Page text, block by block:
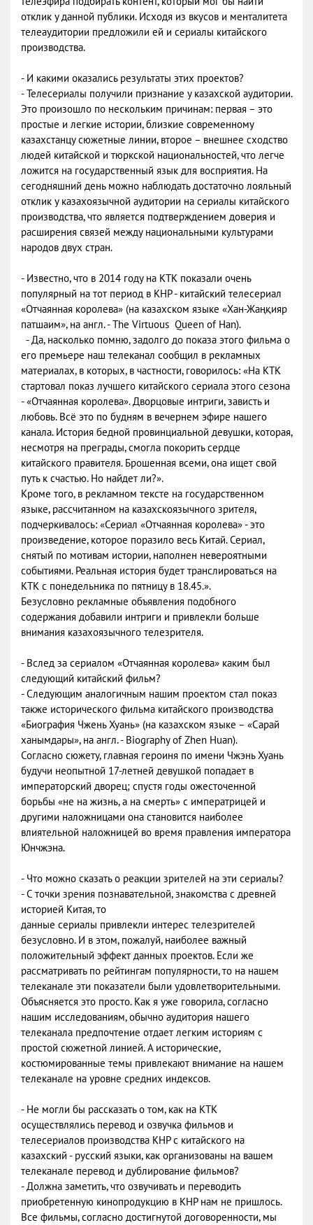
отклик у данной публики. Исходя из вкусов и менталитета
телеаудитории предложили ей и сериалы китайского
производства.
- И какими оказались результаты этих проектов?
- Телесериалы получили признание у казахской аудитории.
Это произошло по нескольким причинам: первая – это
простые и легкие истории, близкие современному
казахстанцу сюжетные линии, второе – внешнее сходство
людей китайской и тюркской национальностей, что легче
ложится на государственный язык для восприятия. На
сегодняшний день можно наблюдать достаточно лояльный
отклик у казахоязычной аудитории на сериалы китайского
производства, что является подтверждением доверия и
расширения связей между национальными культурами
народов двух стран.
- Известно, что в 2014 году на KTK показали очень
популярный на тот период в КНР - китайский телесериал
«Отчаянная королева» (на казахском языке «Хан-Жаңқияр
патшаим», на англ. - The Virtuous Queen of Han).
- Да, насколько помню, задолго до показа этого фильма о
его премьере наш телеканал сообщил в рекламных
материалах, в которых, в частности, говорилось: «На КТК
стартовал показ лучшего китайского сериала этого сезона
- «Отчаянная королева». Дворцовые интриги, зависть и
любовь. Всё это по будням в вечернем эфире нашего
канала. История бедной провинциальной девушки, которая,
несмотря на преграды, смогла покорить сердце
китайского правителя. Брошенная всеми, она ищет свой
путь к счастью. Но найдет ли?».
Кроме того, в рекламном тексте на государственном
языке, рассчитанном на казахскоязычного зрителя,
подчеркивалось: «Сериал «Отчаянная королева» - это
произведение, которое поразило весь Китай. Сериал,
снятый по мотивам истории, наполнен невероятными
событиями. Реальная история будет транслироваться на
КТК с понедельника по пятницу в 18.45.».
Безусловно рекламные объявления подобного
содержания добавили интриги и привлекли больше
внимания казахоязычного телезрителя.
- Вслед за сериалом «Отчаянная королева» каким был
следующий китайский фильм?
- Следующим аналогичным нашим проектом стал показ
также исторического фильма китайского производства
«Биография Чжень Хуань» (на казахском языке – «Сарай
ханымдары», на англ. - Biography of Zhen Huan).
Согласно сюжету, главная героиня по имени Чжэнь Хуань
будучи неопытной 17-летней девушкой попадает в
императорский дворец; спустя годы ожесточенной
борьбы «не на жизнь, а на смерть» с императрицей и
другими наложницами она становится наиболее
влиятельной наложницей во время правления императора
Юнчжэна.
- Что можно сказать о реакции зрителей на эти сериалы?
- С точки зрения познавательной, знакомства с древней
историей Китая, то
данные сериалы привлекли интерес телезрителей
безусловно. И в этом, пожалуй, наиболее важный
положительный эффект данных проектов. Если же
рассматривать по рейтингам популярности, то на нашем
телеканале эти показатели были удовлетворительными.
Объясняется это просто. Как я уже говорила, согласно
нашим исследованиям, обычно аудитория нашего
телеканала предпочтение отдает легким историям с
простой сюжетной линией. А исторические,
костюмированные темы привлекают внимание на нашем
телеканале на уровне средних индексов.
- Не могли бы рассказать о том, как на KTK
осуществлялись перевод и озвучка фильмов и
телесериалов производства КНР с китайского на
казахский - русский языки, как организованы на вашем
телеканале перевод и дублирование фильмов?
- Должна заметить, что озвучивать и переводить
приобретенную кинопродукцию в КНР нам не пришлось.
Все фильмы, согласно достигнутой договоренности, мы